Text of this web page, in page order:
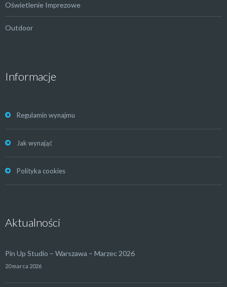
Oświetlenie Imprezowe
Outdoor
Informacje
Regulamin wynajmu
Jak wynająć
Polityka cookies
Aktualności
Pin Up Studio – Warszawa – Marzec 2026
20 marca 2026